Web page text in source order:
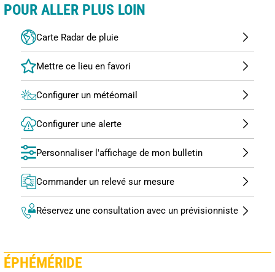
POUR ALLER PLUS LOIN
Carte Radar de pluie
Configurer un météomail
Configurer une alerte
Personnaliser l'affichage de mon bulletin
Commander un relevé sur mesure
Réservez une consultation avec un prévisionniste
ÉPHÉMÉRIDE